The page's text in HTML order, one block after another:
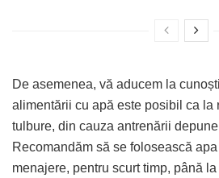
De asemenea, vă aducem la
alimentării cu apă este posibil ca la
tulbure, din cauza antrenării
Recomandăm să se folosească
menajere, pentru scurt timp, până